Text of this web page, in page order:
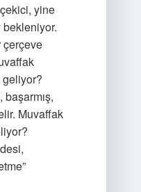
yine
başarmış,
Muvaffak